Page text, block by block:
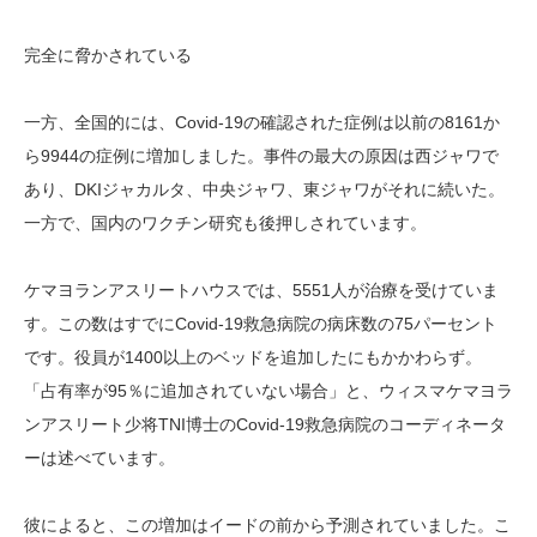
完全に脅かされている
一方、全国的には、Covid-19の確認された症例は以前の8161か
ら9944の症例に増加しました。事件の最大の原因は西ジャワで
あり、DKIジャカルタ、中央ジャワ、東ジャワがそれに続いた。
一方で、国内のワクチン研究も後押しされています。
ケマヨランアスリートハウスでは、5551人が治療を受けていま
す。この数はすでにCovid-19救急病院の病床数の75パーセント
です。役員が1400以上のベッドを追加したにもかかわらず。
「占有率が95％に追加されていない場合」と、ウィスマケマヨラ
ンアスリート少将TNI博士のCovid-19救急病院のコーディネータ
ーは述べています。
彼によると、この増加はイードの前から予測されていました。こ